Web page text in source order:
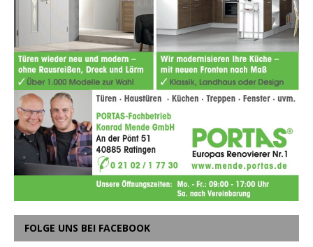
FOLGE UNS BEI FACEBOOK